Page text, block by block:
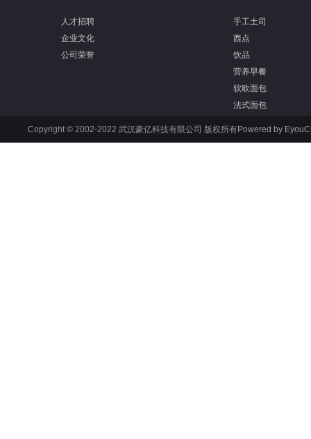
人才招聘
企业文化
公司荣誉
手工土司
西点
饮品
营养早餐
软欧面包
法式面包
Copyright © 2002-2022 武汉豪亿科技有限公司 版权所有Powered by